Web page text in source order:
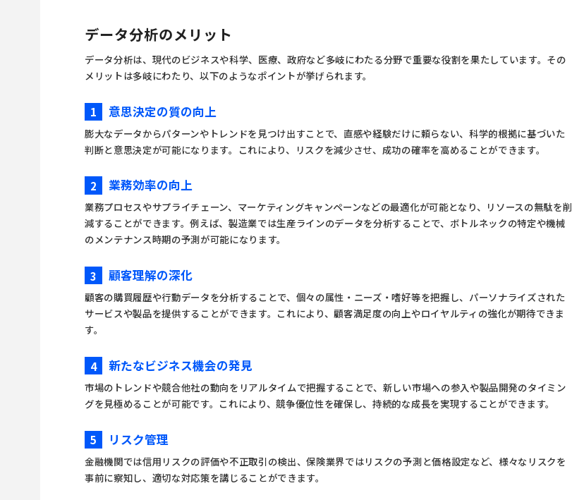
データ分析のメリット
データ分析は、現代のビジネスや科学、医療、政府など多岐にわたる分野で重要な役割を果たしています。その
メリットは多岐にわたり、以下のようなポイントが挙げられます。
1 意思決定の質の向上
膨大なデータからパターンやトレンドを見つけ出すことで、直感や経験だけに頼らない、科学的根拠に基づいた
判断と意思決定が可能になります。これにより、リスクを減少させ、成功の確率を高めることができます。
2 業務効率の向上
業務プロセスやサプライチェーン、マーケティングキャンペーンなどの最適化が可能となり、リソースの無駄を削
減することができます。例えば、製造業では生産ラインのデータを分析することで、ボトルネックの特定や機械
のメンテナンス時期の予測が可能になります。
3 顧客理解の深化
顧客の購買履歴や行動データを分析することで、個々の属性・ニーズ・嗜好等を把握し、パーソナライズされた
サービスや製品を提供することができます。これにより、顧客満足度の向上やロイヤルティの強化が期待できま
す。
4 新たなビジネス機会の発見
市場のトレンドや競合他社の動向をリアルタイムで把握することで、新しい市場への参入や製品開発のタイミン
グを見極めることが可能です。これにより、競争優位性を確保し、持続的な成長を実現することができます。
5 リスク管理
金融機関では信用リスクの評価や不正取引の検出、保険業界ではリスクの予測と価格設定など、様々なリスクを
事前に察知し、適切な対応策を講じることができます。